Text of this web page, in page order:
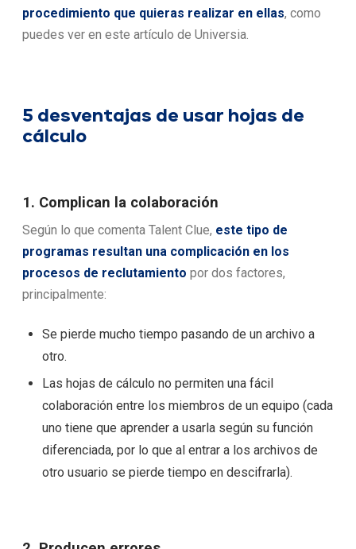
procedimiento que quieras realizar en ellas, como
puedes ver en este artículo de Universia.
5 desventajas de usar hojas de
cálculo
1. Complican la colaboración
Según lo que comenta Talent Clue, este tipo de
programas resultan una complicación en los
procesos de reclutamiento por dos factores,
principalmente:
Se pierde mucho tiempo pasando de un archivo a
otro.
Las hojas de cálculo no permiten una fácil
colaboración entre los miembros de un equipo (cada
uno tiene que aprender a usarla según su función
diferenciada, por lo que al entrar a los archivos de
otro usuario se pierde tiempo en descifrarla).